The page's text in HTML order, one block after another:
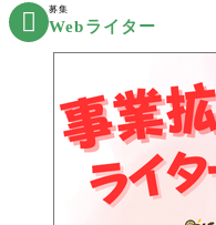
 募集
Webライター